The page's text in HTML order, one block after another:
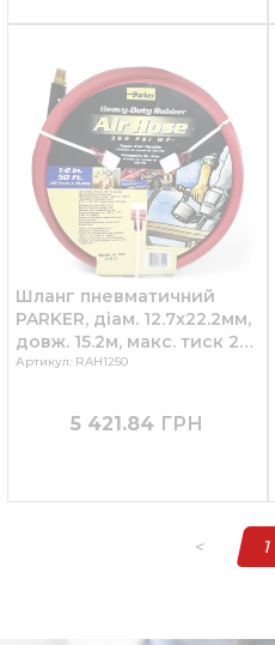
Шланг пневматичний
PARKER, діам. 12.7x22.2мм,
довж. 15.2м, макс. тиск 21
бар, зовн. різьбові
Артикул: RAH1250
5 421.84 ГРН
< 1